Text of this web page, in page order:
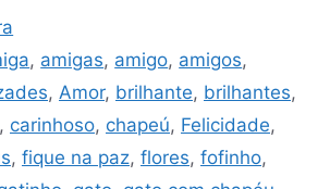
, amigas, amigo, amigos,
, Amor, brilhante, brilhantes,
, carinhoso, chapeú, Felicidade,
, fique na paz, flores, fofinho,